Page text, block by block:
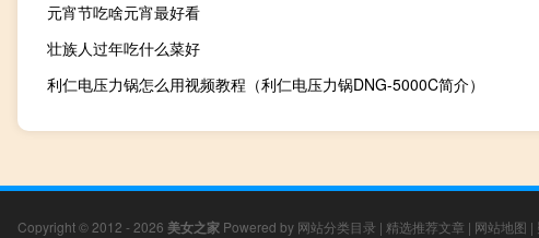
元宵节吃啥元宵最好看
壮族人过年吃什么菜好
利仁电压力锅怎么用视频教程（利仁电压力锅DNG-5000C简介）
Copyright © 2012 - 2026 美女之家 Powered by 网站分类目录 | 精选推荐文章 | 网站地图 |